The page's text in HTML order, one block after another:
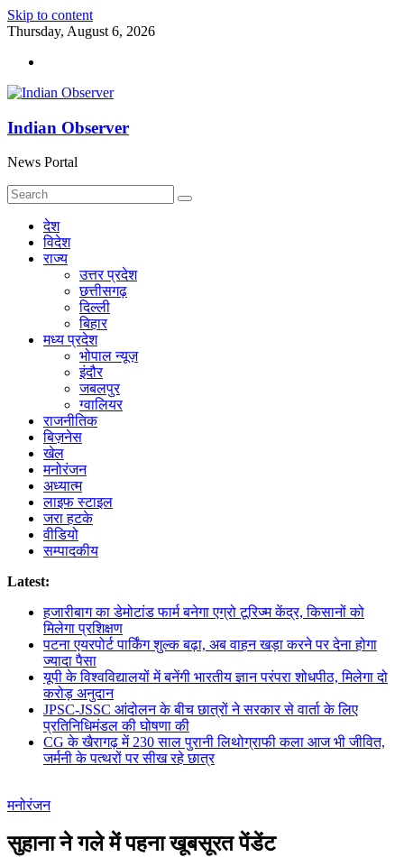
Skip to content
Thursday, August 6, 2026
Indian Observer
News Portal
देश
विदेश
राज्य
उत्तर प्रदेश
छत्तीसगढ़
दिल्ली
बिहार
मध्य प्रदेश
भोपाल न्यूज़
इंदौर
जबलपुर
ग्वालियर
राजनीतिक
बिज़नेस
खेल
मनोरंजन
अध्यात्म
लाइफ स्टाइल
जरा हटके
वीडियो
सम्पादकीय
Latest:
हजारीबाग का डेमोटांड फार्म बनेगा एग्रो टूरिज्म केंद्र, किसानों को
मिलेगा प्रशिक्षण
पटना एयरपोर्ट पार्किंग शुल्क बढ़ा, अब वाहन खड़ा करने पर देना होगा
ज्यादा पैसा
यूपी के विश्वविद्यालयों में बनेंगी भारतीय ज्ञान परंपरा शोधपीठ, मिलेगा दो
करोड़ अनुदान
JPSC-JSSC आंदोलन के बीच छात्रों ने सरकार से वार्ता के लिए
प्रतिनिधिमंडल की घोषणा की
CG के खैरागढ़ में 230 साल पुरानी लिथोग्राफी कला आज भी जीवित,
जर्मनी के पत्थरों पर सीख रहे छात्र
मनोरंजन
सुहाना ने गले में पहना खूबसूरत पेंडेंट